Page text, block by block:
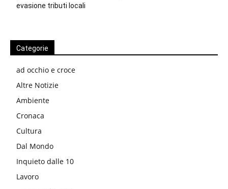
evasione tributi locali
Categorie
ad occhio e croce
Altre Notizie
Ambiente
Cronaca
Cultura
Dal Mondo
Inquieto dalle 10
Lavoro